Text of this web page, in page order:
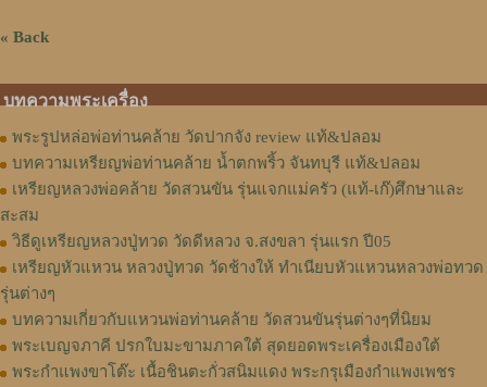
« Back
บทความพระเครื่อง
พระรูปหล่อพ่อท่านคล้าย วัดปากจัง review แท้&ปลอม
บทความเหรียญพ่อท่านคล้าย น้ำตกพริ้ว จันทบุรี แท้&ปลอม
เหรียญหลวงพ่อคล้าย วัดสวนขัน รุ่นแจกแม่ครัว (แท้-เก๊)ศึกษาและ
สะสม
วิธีดูเหรียญหลวงปู่ทวด วัดดีหลวง จ.สงขลา รุ่นแรก ปี05
เหรียญหัวแหวน หลวงปู่ทวด วัดช้างให้ ทำเนียบหัวแหวนหลวงพ่อทวด
รุ่นต่างๆ
บทความเกี่ยวกับแหวนพ่อท่านคล้าย วัดสวนขันรุ่นต่างๆที่นิยม
พระเบญจภาคี ปรกใบมะขามภาคใต้ สุดยอดพระเครื่องเมืองใต้
พระกำแพงขาโต๊ะ เนื้อชินตะกั่วสนิมแดง พระกรุเมืองกำแพงเพชร